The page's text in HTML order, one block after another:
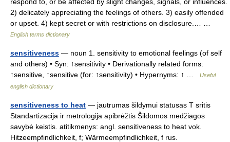
2) delicately appreciating the feelings of others. 3) easily offended
or upset. 4) kept secret or with restrictions on disclosure.… …
English terms dictionary
sensitiveness — noun 1. sensitivity to emotional feelings (of self
and others) • Syn: ↑sensitivity • Derivationally related forms:
↑sensitive, ↑sensitive (for: ↑sensitivity) • Hypernyms: ↑ …
Useful
english dictionary
sensitiveness to heat — jautrumas šildymui statusas T sritis
Standartizacija ir metrologija apibrėžtis Šildomos medžiagos
savybė keistis. atitikmenys: angl. sensitiveness to heat vok.
Hitzeempfindlichkeit, f; Wärmeempfindlichkeit, f rus.